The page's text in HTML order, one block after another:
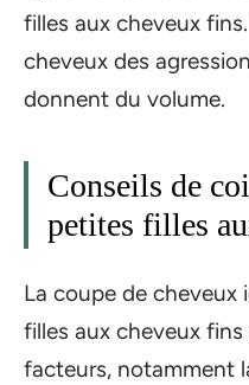
filles aux cheveux
cheveux des
donnent du volume.
Conseils de
petites filles
La coupe de cheveux
filles aux cheveux
facteurs, notamment